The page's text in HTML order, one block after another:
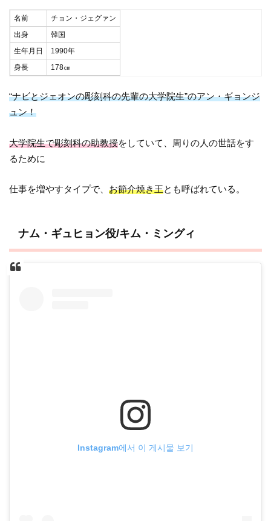
名前
チョン・ジェグァン
出身
韓国
生年月日
1990年
身長
178㎝
“ナビとジェオンの彫刻科の先輩の大学院生”のアン・ギョンジ
ュン！
大学院生で彫刻科の助教授をしていて、周りの人の世話をす
るために
仕事を増やすタイプで、お節介焼き王とも呼ばれている。
ナム・ギュヒョン役/キム・ミングィ
Instagram에서 이 게시물 보기